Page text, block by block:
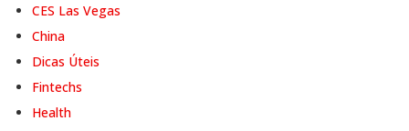
CES Las Vegas
China
Dicas Úteis
Fintechs
Health